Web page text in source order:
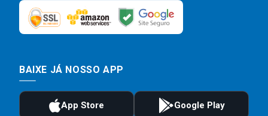
BAIXE JÁ NOSSO APP